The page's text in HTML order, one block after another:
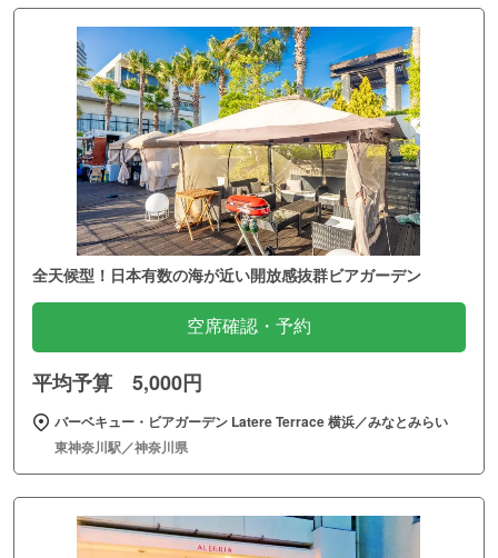
全天候型！日本有数の海が近い開放感抜群ビアガーデン
空席確認・予約
平均予算 5,000円
バーベキュー・ビアガーデン Latere Terrace 横浜／みなとみらい
東神奈川駅／神奈川県